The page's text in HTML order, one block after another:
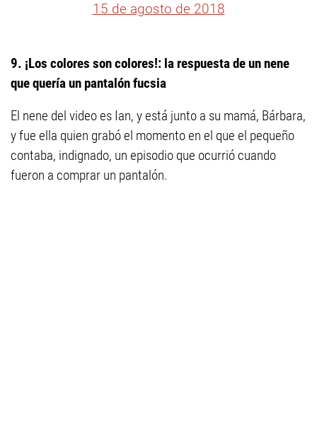
15 de agosto de 2018
9. ¡Los colores son colores!: la respuesta de un nene
que quería un pantalón fucsia
El nene del video es Ian, y está junto a su mamá, Bárbara,
y fue ella quien grabó el momento en el que el pequeño
contaba, indignado, un episodio que ocurrió cuando
fueron a comprar un pantalón.